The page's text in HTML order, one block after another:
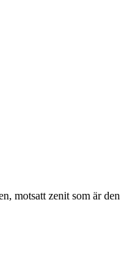
motsatt zenit som är